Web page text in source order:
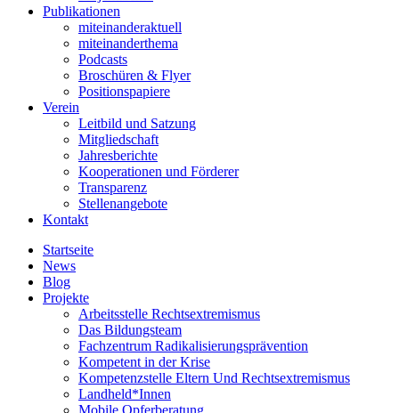
Publikationen
miteinanderaktuell
miteinanderthema
Podcasts
Broschüren & Flyer
Positionspapiere
Verein
Leitbild und Satzung
Mitgliedschaft
Jahresberichte
Kooperationen und Förderer
Transparenz
Stellenangebote
Kontakt
Startseite
News
Blog
Projekte
Arbeitsstelle Rechtsextremismus
Das Bildungsteam
Fachzentrum Radikalisierungsprävention
Kompetent in der Krise
Kompetenzstelle Eltern Und Rechtsextremismus
Landheld*Innen
Mobile Opferberatung